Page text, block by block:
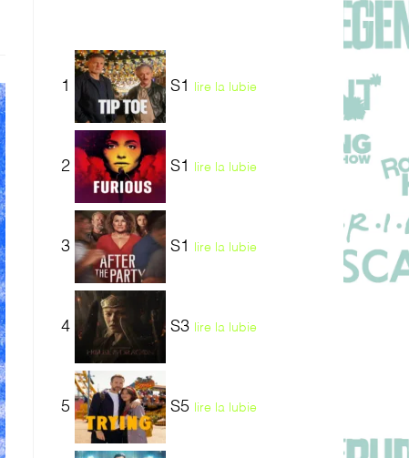
1 S1 lire la lubie
2 S1 lire la lubie
3 S1 lire la lubie
4 S3 lire la lubie
5 S5 lire la lubie